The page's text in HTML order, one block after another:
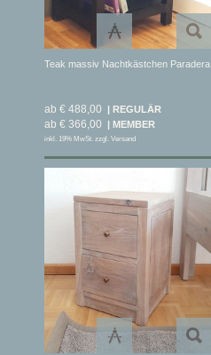
Teak massiv Nachtkästchen Paradera
ab € 488,00
ab € 366,00
inkl. 19% MwSt. zzgl. Versand